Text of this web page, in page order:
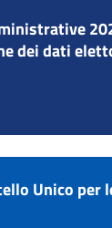
dei dati
Unico per